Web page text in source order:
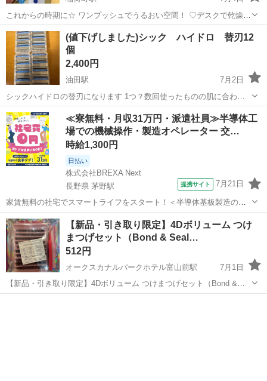
これからの時期に☆ ワンプッシュでうるおい空間！ ♡デスクで乾燥対
策♡ 超音波式USB加湿器スマートミスト タンク容量約250ml カラー
ホワイト 稼働時間約2時間タイマー 乾燥の季節、是非！ 加湿器で快適
に過ごし...
富山 富山市 稲荷町駅 その他 USB
(値下げしました)シック ハイドロ 替刃12
個
2,400円
油田駅
7月2日
シックハイドロの替刃になります 1つ？数回使ったものの肌に合わず
数年放置してました 新品4個入り3つと新品２つと使い差し？2つ 計16
個セットです ばら売りしません 公式サイト見る限りシックハイドロシ
リーズの本体があれば...
富山 砺波市 油田駅 コスメ/ヘルスケア
≪寮無料・月収31万円・派遣社員≫半導体工
場での機械操作・製造オペレーター 交…
時給1,300円
日払い
株式会社BREXA Next
長野県 茅野駅
提携サイト 7月21日
家賃無料の社宅でスマートライフをスタート！＜半導体基板製造の機
械操作・検査＞ランチ代もかからないオトクな職場◎／稼ぎもしっか
り！月収例31万円／長野県茅野市 半導体基板の製造・検査 クリーンル
ーム内で、半導体基板の製造や検...
長野 茅野市 茅野駅 その他
【新品・引き取り限定】4Dボリューム つけ
まつげセット（Bond & Seal…
512円
オークスカナルパークホテル富山前駅
7月1日
【新品・引き取り限定】4Dボリューム つけまつげセット（Bond &
Seal付き） 自宅で簡単にまつげエクステができるセルフキットです✨